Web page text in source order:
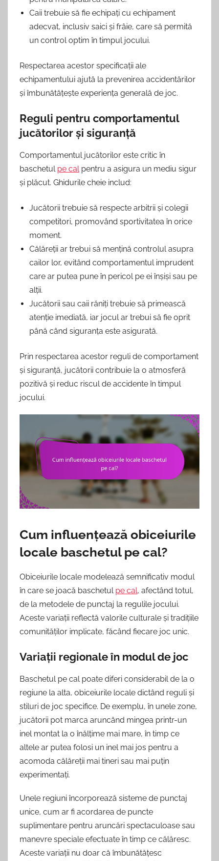
Caii trebuie să fie echipați cu echipament
adecvat, inclusiv saici și frâie, care să permită
un control optim în timpul jocului.
Respectarea acestor specificații ale
echipamentului ajută la prevenirea accidentărilor
și îmbunătățește experiența generală de joc.
Reguli pentru comportamentul
jucătorilor și siguranță
Comportamentul jucătorilor este critic în
baschetul pe cal pentru a asigura un mediu sigur
și plăcut. Ghidurile cheie includ:
Jucătorii trebuie să respecte arbitrii și colegii
competitori, promovând sportivitatea în orice
moment.
Călăreții ar trebui să mențină controlul asupra
cailor lor, evitând comportamentul imprudent
care ar putea pune în pericol pe ei înșiși sau pe
alții.
Jucătorii sau caii răniți trebuie să primească
atenție imediată, iar jocul ar trebui să fie oprit
până când siguranța este asigurată.
Prin respectarea acestor reguli de comportament
și siguranță, jucătorii contribuie la o atmosferă
pozitivă și reduc riscul de accidente în timpul
jocului.
Cum influențează obiceiurile
locale baschetul pe cal?
Obiceiurile locale modelează semnificativ modul
în care se joacă baschetul pe cal, afectând totul,
de la metodele de punctaj la regulile jocului.
Aceste variații reflectă valorile culturale și tradițiile
comunităților implicate, făcând fiecare joc unic.
Variații regionale în modul de joc
Baschetul pe cal poate diferi considerabil de la o
regiune la alta, obiceiurile locale dictând reguli și
stiluri de joc specifice. De exemplu, în unele zone,
jucătorii pot marca aruncând mingea printr-un
inel montat la o înălțime mai mare, în timp ce
altele ar putea folosi un inel mai jos pentru a
acomoda călăreții mai tineri sau mai puțin
experimentați.
Unele regiuni încorporează sisteme de punctaj
unice, cum ar fi acordarea de puncte
suplimentare pentru aruncări spectaculoase sau
manevre speciale efectuate în timp ce călăresc.
Aceste variații nu doar că îmbunătățesc